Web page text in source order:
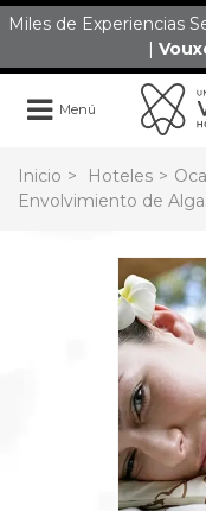
Miles de Experiencias
|
Menú
Inicio > Hoteles >
Envolvimiento de